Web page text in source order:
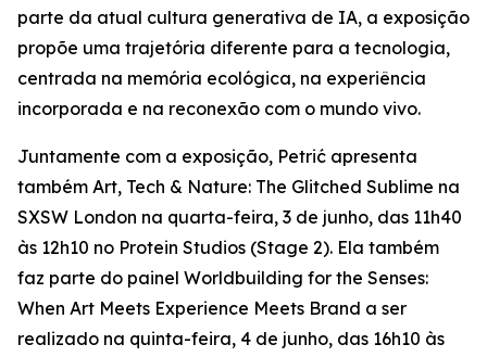
parte da atual cultura generativa de IA, a exposição
propõe uma trajetória diferente para a tecnologia,
centrada na memória ecológica, na experiência
incorporada e na reconexão com o mundo vivo.
Juntamente com a exposição, Petrić apresenta
também Art, Tech & Nature: The Glitched Sublime na
SXSW London na quarta-feira, 3 de junho, das 11h40
às 12h10 no Protein Studios (Stage 2). Ela também
faz parte do painel Worldbuilding for the Senses:
When Art Meets Experience Meets Brand a ser
realizado na quinta-feira, 4 de junho, das 16h10 às